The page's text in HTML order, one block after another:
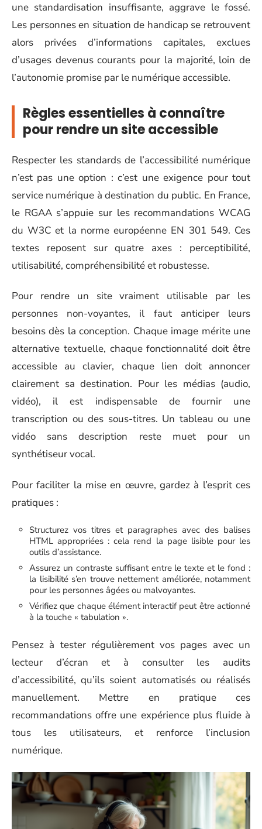
une standardisation insuffisante, aggrave le fossé.
Les personnes en situation de handicap se retrouvent
alors privées d’informations capitales, exclues
d’usages devenus courants pour la majorité, loin de
l’autonomie promise par le numérique accessible.
Règles essentielles à connaître
pour rendre un site accessible
Respecter les standards de l’accessibilité numérique
n’est pas une option : c’est une exigence pour tout
service numérique à destination du public. En France,
le RGAA s’appuie sur les recommandations WCAG
du W3C et la norme européenne EN 301 549. Ces
textes reposent sur quatre axes : perceptibilité,
utilisabilité, compréhensibilité et robustesse.
Pour rendre un site vraiment utilisable par les
personnes non-voyantes, il faut anticiper leurs
besoins dès la conception. Chaque image mérite une
alternative textuelle, chaque fonctionnalité doit être
accessible au clavier, chaque lien doit annoncer
clairement sa destination. Pour les médias (audio,
vidéo), il est indispensable de fournir une
transcription ou des sous-titres. Un tableau ou une
vidéo sans description reste muet pour un
synthétiseur vocal.
Pour faciliter la mise en œuvre, gardez à l’esprit ces
pratiques :
Structurez vos titres et paragraphes avec des balises
HTML appropriées : cela rend la page lisible pour les
outils d’assistance.
Assurez un contraste suffisant entre le texte et le fond :
la lisibilité s’en trouve nettement améliorée, notamment
pour les personnes âgées ou malvoyantes.
Vérifiez que chaque élément interactif peut être actionné
à la touche « tabulation ».
Pensez à tester régulièrement vos pages avec un
lecteur d’écran et à consulter les audits
d’accessibilité, qu’ils soient automatisés ou réalisés
manuellement. Mettre en pratique ces
recommandations offre une expérience plus fluide à
tous les utilisateurs, et renforce l’inclusion
numérique.